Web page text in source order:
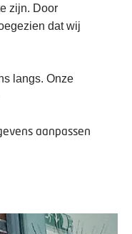
zijn. Door
dat wij
langs. Onze
aanpassen